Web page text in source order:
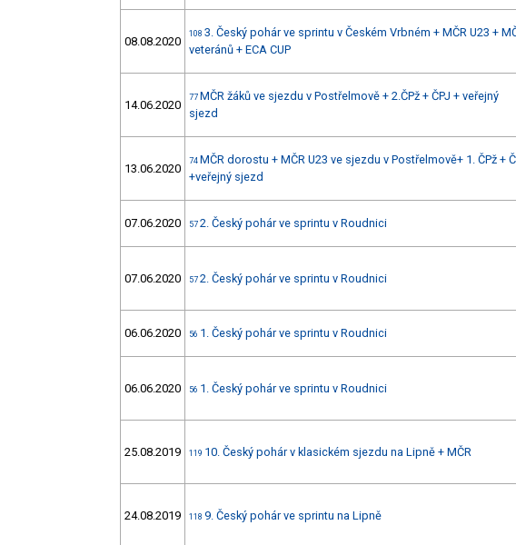
08.08.2020
108 3. Český pohár ve sprintu v Českém Vrbném + MČR U23 +
veteránů + ECA CUP
14.06.2020
77 MČR žáků ve sjezdu v Postřelmově + 2.ČPž + ČPJ + veřejný
sjezd
13.06.2020
74 MČR dorostu + MČR U23 ve sjezdu v Postřelmově+ 1. ČPž +
+veřejný sjezd
07.06.2020 57 2. Český pohár ve sprintu v Roudnici
07.06.2020 57 2. Český pohár ve sprintu v Roudnici
06.06.2020 56 1. Český pohár ve sprintu v Roudnici
06.06.2020 56 1. Český pohár ve sprintu v Roudnici
25.08.2019 119 10. Český pohár v klasickém sjezdu na Lipně + MČR
24.08.2019 118 9. Český pohár ve sprintu na Lipně